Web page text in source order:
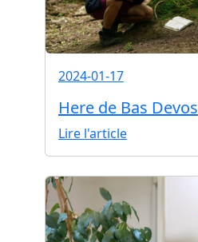
2024-01-17
Here de Bas Devos
Lire l'article